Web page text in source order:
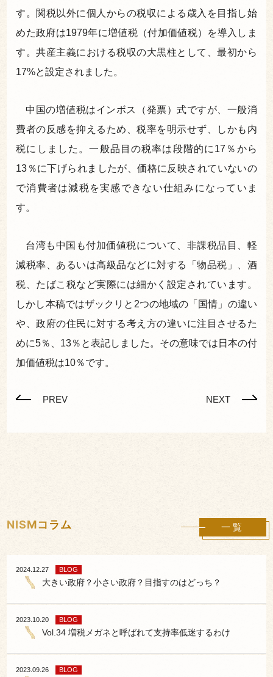
す。関税以外に個人からの税収による歳入を目指し始
めた政府は1979年に増値税（付加価値税）を導入しま
す。共産主義における税収の大黒柱として、最初から
17%と設定されました。
中国の増値税はインボス（発票）式ですが、一般消
費者の反感を抑えるため、税率を明示せず、しかも内
税にしました。一般品目の税率は段階的に17％から
13％に下げられましたが、価格に反映されていないの
で消費者は減税を実感できない仕組みになっていま
す。
台湾も中国も付加価値税について、非課税品目、軽
減税率、あるいは高級品などに対する「物品税」、酒
税、たばこ税など実際には細かく設定されています。
しかし本稿ではザックリと2つの地域の「国情」の違い
や、政府の住民に対する考え方の違いに注目させるた
めに5％、13％と表記しました。その意味では日本の付
加価値税は10％です。
PREV NEXT
NISMコラム 一覧
2024.12.27 BLOG
大きい政府？小さい政府？目指すのはどっち？
2023.10.20 BLOG
Vol.34 増税メガネと呼ばれて支持率低迷するわけ
2023.09.26 BLOG